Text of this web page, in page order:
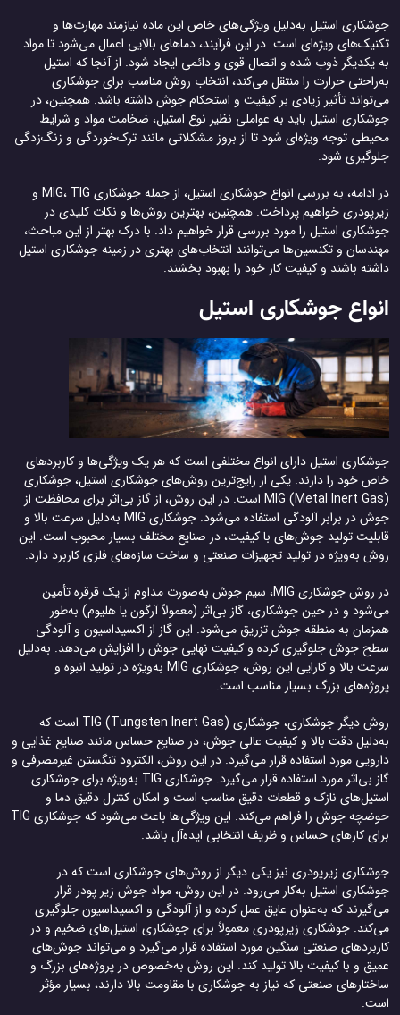
جوشکاری استیل به‌دلیل ویژگی‌های خاص این ماده نیازمند مهارت‌ها و
تکنیک‌های ویژه‌ای است. در این فرآیند، دماهای بالایی اعمال می‌شود تا مواد
به یکدیگر ذوب شده و اتصال قوی و دائمی ایجاد شود. از آنجا که استیل
به‌راحتی حرارت را منتقل می‌کند، انتخاب روش مناسب برای جوشکاری
می‌تواند تأثیر زیادی بر کیفیت و استحکام جوش داشته باشد. همچنین، در
جوشکاری استیل باید به عواملی نظیر نوع استیل، ضخامت مواد و شرایط
محیطی توجه ویژه‌ای شود تا از بروز مشکلاتی مانند ترک‌خوردگی و زنگ‌زدگی
جلوگیری شود.
در ادامه، به بررسی انواع جوشکاری استیل، از جمله جوشکاری MIG، TIG و
زیرپودری خواهیم پرداخت. همچنین، بهترین روش‌ها و نکات کلیدی در
جوشکاری استیل را مورد بررسی قرار خواهیم داد. با درک بهتر از این مباحث،
مهندسان و تکنسین‌ها می‌توانند انتخاب‌های بهتری در زمینه جوشکاری استیل
داشته باشند و کیفیت کار خود را بهبود بخشند.
انواع جوشکاری استیل
جوشکاری استیل دارای انواع مختلفی است که هر یک ویژگی‌ها و کاربردهای
خاص خود را دارند. یکی از رایج‌ترین روش‌های جوشکاری استیل، جوشکاری
MIG (Metal Inert Gas) است. در این روش، از گاز بی‌اثر برای محافظت از
جوش در برابر آلودگی استفاده می‌شود. جوشکاری MIG به‌دلیل سرعت بالا و
قابلیت تولید جوش‌های با کیفیت، در صنایع مختلف بسیار محبوب است. این
روش به‌ویژه در تولید تجهیزات صنعتی و ساخت سازه‌های فلزی کاربرد دارد.
در روش جوشکاری MIG، سیم جوش به‌صورت مداوم از یک قرقره تأمین
می‌شود و در حین جوشکاری، گاز بی‌اثر (معمولاً آرگون یا هلیوم) به‌طور
همزمان به منطقه جوش تزریق می‌شود. این گاز از اکسیداسیون و آلودگی
سطح جوش جلوگیری کرده و کیفیت نهایی جوش را افزایش می‌دهد. به‌دلیل
سرعت بالا و کارایی این روش، جوشکاری MIG به‌ویژه در تولید انبوه و
پروژه‌های بزرگ بسیار مناسب است.
روش دیگر جوشکاری، جوشکاری TIG (Tungsten Inert Gas) است که
به‌دلیل دقت بالا و کیفیت عالی جوش، در صنایع حساس مانند صنایع غذایی و
دارویی مورد استفاده قرار می‌گیرد. در این روش، الکترود تنگستن غیرمصرفی و
گاز بی‌اثر مورد استفاده قرار می‌گیرد. جوشکاری TIG به‌ویژه برای جوشکاری
استیل‌های نازک و قطعات دقیق مناسب است و امکان کنترل دقیق دما و
حوضچه جوش را فراهم می‌کند. این ویژگی‌ها باعث می‌شود که جوشکاری TIG
برای کارهای حساس و ظریف انتخابی ایده‌آل باشد.
جوشکاری زیرپودری نیز یکی دیگر از روش‌های جوشکاری است که در
جوشکاری استیل به‌کار می‌رود. در این روش، مواد جوش زیر پودر قرار
می‌گیرند که به‌عنوان عایق عمل کرده و از آلودگی و اکسیداسیون جلوگیری
می‌کند. جوشکاری زیرپودری معمولاً برای جوشکاری استیل‌های ضخیم و در
کاربردهای صنعتی سنگین مورد استفاده قرار می‌گیرد و می‌تواند جوش‌های
عمیق و با کیفیت بالا تولید کند. این روش به‌خصوص در پروژه‌های بزرگ و
ساختارهای صنعتی که نیاز به جوشکاری با مقاومت بالا دارند، بسیار مؤثر
است.